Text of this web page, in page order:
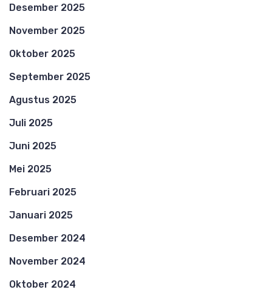
Desember 2025
November 2025
Oktober 2025
September 2025
Agustus 2025
Juli 2025
Juni 2025
Mei 2025
Februari 2025
Januari 2025
Desember 2024
November 2024
Oktober 2024